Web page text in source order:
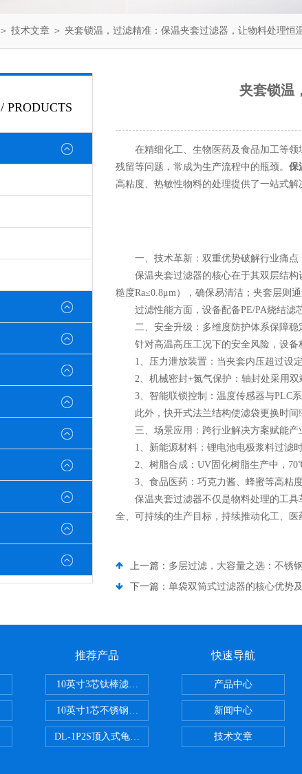
＞ 技术文章 ＞ 夹套锁温，过滤精准：保温夹套过滤器，让物料处理恒
/ PRODUCTS
夹套锁温
在精细化工、生物医药及食品加工等领
残留等问题，常成为生产流程中的瓶颈。 保
高粘度、热敏性物料的处理提供了一站式
一、技术革新：双重优势破解行业痛点
保温夹套过滤器的核心在于其双层结构
糙度Ra≤0.8μm），确保易清洁；夹套层则
过滤性能方面，设备配备PE/PA烧结滤芯
二、安全升级：多维度防护体系保障稳
针对高温高压工况下的安全风险，设备
1、压力泄放装置：当夹套内压超过设定
2、机械密封+氮气保护：轴封处采用双
3、智能联锁控制：温度传感器与PLC系
此外，快开式法兰结构使滤袋更换时间
三、场景应用：跨行业解决方案赋能产
1、新能源材料：锂电池电极浆料过滤时
2、树脂合成：UV固化树脂生产中，70℃
3、食品医药：巧克力酱、蜂蜜等高粘度
保温夹套过滤器不仅是物料处理的工具
全、可持续的生产目标，持续推动化工、医
上一篇： 多层过滤，大容量之选：不锈
下一篇： 单袋双筒式过滤器的核心优势
推荐产品
10英寸3芯钛棒滤芯过滤器
10英寸1芯不锈钢钛棒过滤器
DL-1P2S顶入式龟背过滤器
快速导航
产品中心
新闻中心
技术文章